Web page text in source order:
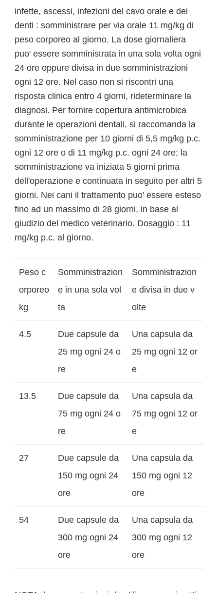
infette, ascessi, infezioni del cavo orale e dei
denti : somministrare per via orale 11 mg/kg di
peso corporeo al giorno. La dose giornaliera
puo' essere somministrata in una sola volta ogni
24 ore oppure divisa in due somministrazioni
ogni 12 ore. Nel caso non si riscontri una
risposta clinica entro 4 giorni, rideterminare la
diagnosi. Per fornire copertura antimicrobica
durante le operazioni dentali, si raccomanda la
somministrazione per 10 giorni di 5,5 mg/kg p.c.
ogni 12 ore o di 11 mg/kg p.c. ogni 24 ore; la
somministrazione va iniziata 5 giorni prima
dell'operazione e continuata in seguito per altri 5
giorni. Nei cani il trattamento puo' essere esteso
fino ad un massimo di 28 giorni, in base al
giudizio del medico veterinario. Dosaggio : 11
mg/kg p.c. al giorno.
Peso c
orporeo
kg
Somministrazion
e in una sola vol
ta
Somministrazion
e divisa in due v
olte
4.5
Due capsule da
25 mg ogni 24 o
re
Una capsula da
25 mg ogni 12 or
e
13.5
Due capsule da
75 mg ogni 24 o
re
Una capsula da
75 mg ogni 12 or
e
27
Due capsule da
150 mg ogni 24
ore
Una capsula da
150 mg ogni 12
ore
54
Due capsule da
300 mg ogni 24
ore
Una capsula da
300 mg ogni 12
ore